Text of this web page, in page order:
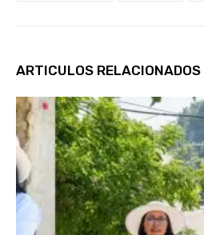
ARTICULOS RELACIONADOS